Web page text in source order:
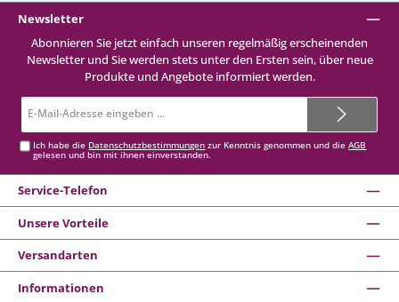
Newsletter
Abonnieren Sie jetzt einfach unseren regelmäßig erscheinenden
Newsletter und Sie werden stets unter den Ersten sein, über neue
Produkte und Angebote informiert werden.
Mail-
Ich habe die Datenschutzbestimmungen zur Kenntnis genommen und dieAGB
gelesen und bin mit ihnen einverstanden.
Service-Telefon
Unsere Vorteile
Versandarten
Informationen